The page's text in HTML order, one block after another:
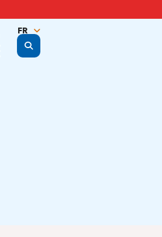
Display the search form
FR
NL
EN